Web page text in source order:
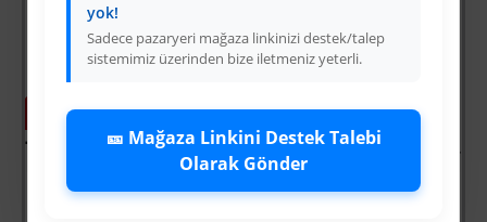
yok!
Sadece pazaryeri mağaza linkinizi destek/talep
sistemimiz üzerinden bize iletmeniz yeterli.
🎫 Mağaza Linkini Destek Talebi
Olarak Gönder
-63 %
10 Mm Kasap Et Kancası - 239li Dönerli Set - Et İşleme - Hijyenik - Düzenli - Dayanıklı - Uzun Ömürlü
Üye Olunuz
Apple İphone 14 Pro Kılıf Elegant Kapak - Lacivert
Üyelere Özel Fiyat
Üye Olunuz